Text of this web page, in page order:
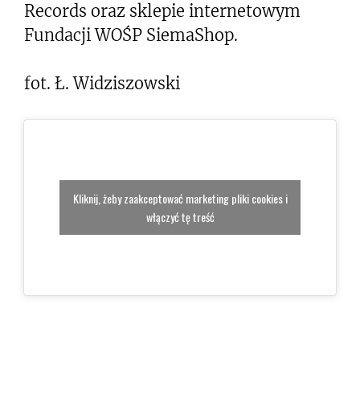
Records oraz sklepie internetowym
Fundacji WOŚP SiemaShop.
fot. Ł. Widziszowski
Kliknij, żeby zaakceptować marketing pliki cookies i
włączyć tę treść